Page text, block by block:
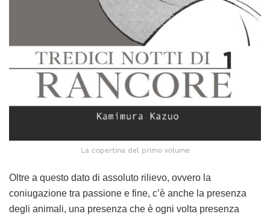
La copertina del primo volume
Oltre a questo dato di assoluto rilievo, ovvero la
coniugazione tra passione e fine, c’è anche la presenza
degli animali, una presenza che è ogni volta presenza